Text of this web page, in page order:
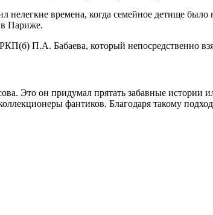
времена, когда семейное детище
в Париже.
П.А. Бабаева, который непосредственно
Это он придумал прятать забавные истории
фантиков. Благодаря такому